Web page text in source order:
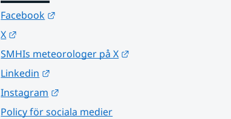
Facebook
X
SMHIs meteorologer på X
Linkedin
Instagram
Policy för sociala medier